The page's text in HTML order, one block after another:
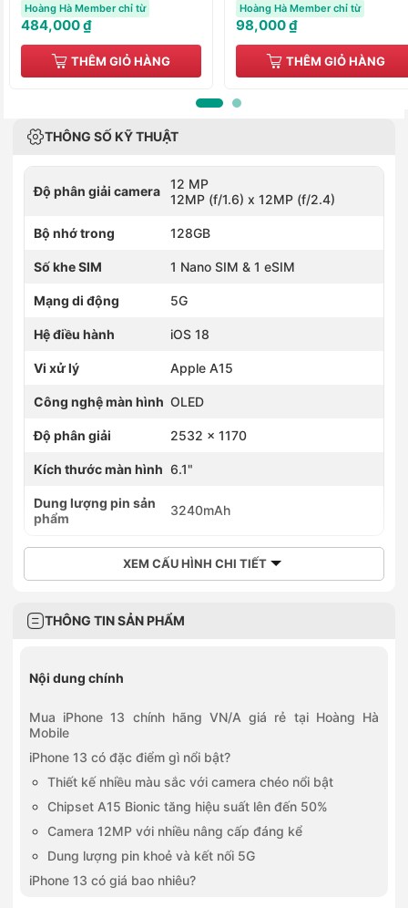
Hoàng Hà Member chỉ từ
484,000 ₫
THÊM GIỎ HÀNG
Hoàng Hà Member chỉ từ
98,000 ₫
THÊM GIỎ HÀNG
THÔNG SỐ KỸ THUẬT
Độ phân giải camera
12 MP
12MP (f/1.6) x 12MP (f/2.4)
Bộ nhớ trong 128GB
Số khe SIM 1 Nano SIM & 1 eSIM
Mạng di động 5G
Hệ điều hành iOS 18
Vi xử lý Apple A15
Công nghệ màn hình OLED
Độ phân giải 2532 x 1170
Kích thước màn hình 6.1"
Dung lượng pin sản
phẩm
3240mAh
XEM CẤU HÌNH CHI TIẾT
THÔNG TIN SẢN PHẨM
Nội dung chính
Mua iPhone 13 chính hãng VN/A giá rẻ tại Hoàng Hà
Mobile
iPhone 13 có đặc điểm gì nổi bật?
Thiết kế nhiều màu sắc với camera chéo nổi bật
Chipset A15 Bionic tăng hiệu suất lên đến 50%
Camera 12MP với nhiều nâng cấp đáng kể
Dung lượng pin khoẻ và kết nối 5G
iPhone 13 có giá bao nhiêu?